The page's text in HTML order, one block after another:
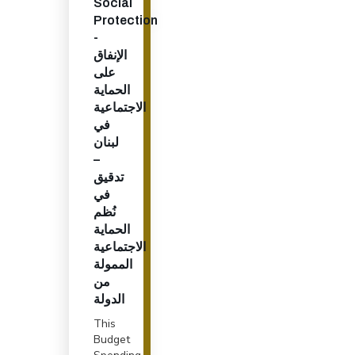
Social
Protection
-
الإنفاق
على
الحماية
الاجتماعية
في
لبنان
–
تدقيق
في
نُظم
الحماية
الاجتماعية
الممولة
من
الدولة
This
Budget